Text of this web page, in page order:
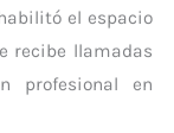
el espacio
recibe llamadas
profesional en